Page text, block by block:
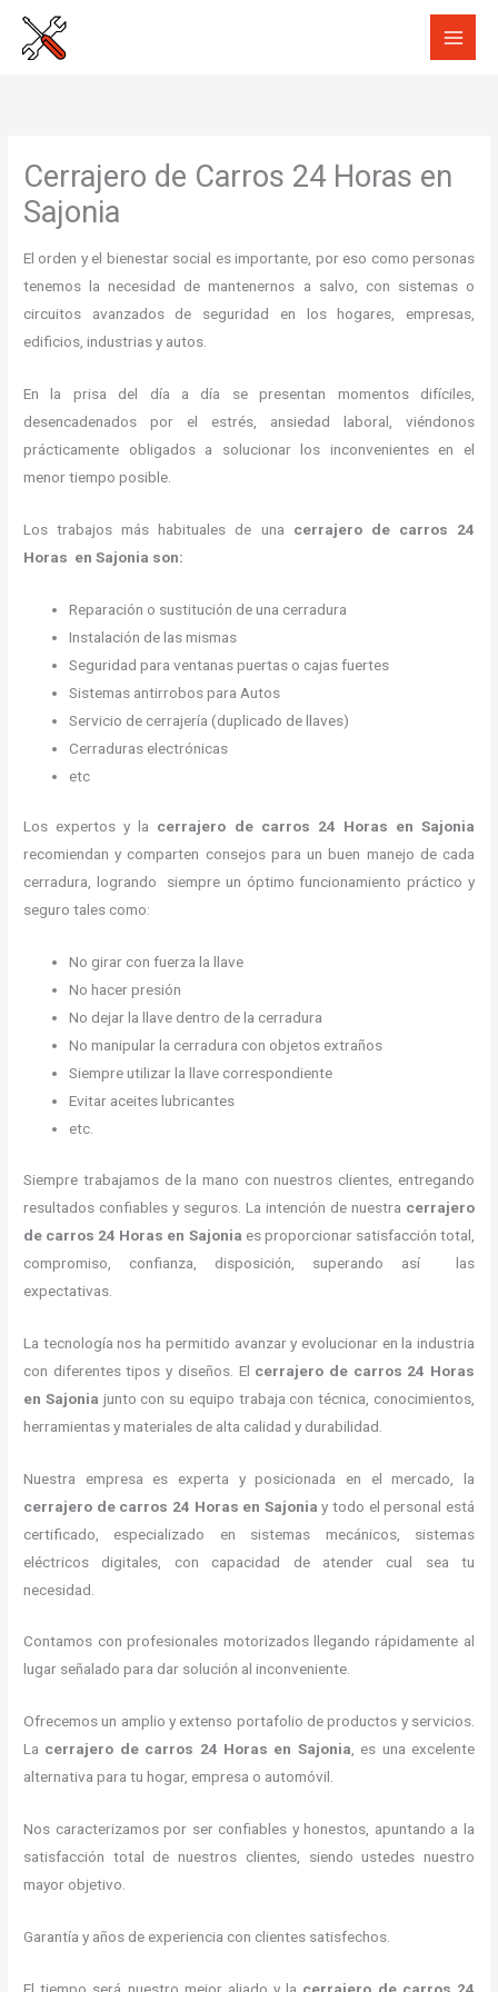
Cerrajero de Carros 24 Horas en
Sajonia
El orden y el bienestar social es importante, por eso como personas
tenemos la necesidad de mantenernos a salvo, con sistemas o
circuitos avanzados de seguridad en los hogares, empresas,
edificios, industrias y autos.
En la prisa del día a día se presentan momentos difíciles,
desencadenados por el estrés, ansiedad laboral, viéndonos
prácticamente obligados a solucionar los inconvenientes en el
menor tiempo posible.
Los trabajos más habituales de una cerrajero de carros 24
Horas en Sajonia son:
Reparación o sustitución de una cerradura
Instalación de las mismas
Seguridad para ventanas puertas o cajas fuertes
Sistemas antirrobos para Autos
Servicio de cerrajería (duplicado de llaves)
Cerraduras electrónicas
etc
Los expertos y la cerrajero de carros 24 Horas en Sajonia
recomiendan y comparten consejos para un buen manejo de cada
cerradura, logrando siempre un óptimo funcionamiento práctico y
seguro tales como:
No girar con fuerza la llave
No hacer presión
No dejar la llave dentro de la cerradura
No manipular la cerradura con objetos extraños
Siempre utilizar la llave correspondiente
Evitar aceites lubricantes
etc.
Siempre trabajamos de la mano con nuestros clientes, entregando
resultados confiables y seguros. La intención de nuestra cerrajero
de carros 24 Horas en Sajonia es proporcionar satisfacción total,
compromiso, confianza, disposición, superando así las
expectativas.
La tecnología nos ha permitido avanzar y evolucionar en la industria
con diferentes tipos y diseños. El cerrajero de carros 24 Horas
en Sajonia junto con su equipo trabaja con técnica, conocimientos,
herramientas y materiales de alta calidad y durabilidad.
Nuestra empresa es experta y posicionada en el mercado, la
cerrajero de carros 24 Horas en Sajonia y todo el personal está
certificado, especializado en sistemas mecánicos, sistemas
eléctricos digitales, con capacidad de atender cual sea tu
necesidad.
Contamos con profesionales motorizados llegando rápidamente al
lugar señalado para dar solución al inconveniente.
Ofrecemos un amplio y extenso portafolio de productos y servicios.
La cerrajero de carros 24 Horas en Sajonia, es una excelente
alternativa para tu hogar, empresa o automóvil.
Nos caracterizamos por ser confiables y honestos, apuntando a la
satisfacción total de nuestros clientes, siendo ustedes nuestro
mayor objetivo.
Garantía y años de experiencia con clientes satisfechos.